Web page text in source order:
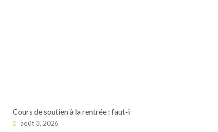
Cours de soutien à la rentrée : faut-i
août 3, 2026